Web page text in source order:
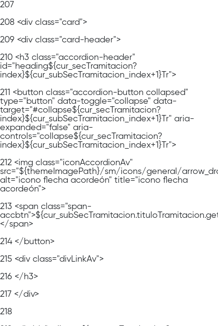
207
208 <div class="card">
209 <div class="card-header">
210 <h3 class="accordion-header"
id="heading${cur_secTramitacion?
index}${cur_subSecTramitacion_index+1}Tr">
211 <button class="accordion-button collapsed"
type="button" data-toggle="collapse" data-
target="#collapse${cur_secTramitacion?
index}${cur_subSecTramitacion_index+1}Tr" aria-
expanded="false" aria-
controls="collapse${cur_secTramitacion?
index}${cur_subSecTramitacion_index+1}Tr">
212 <img class="iconAccordionAv"
src="${themeImagePath}/sm/icons/general/
alt="icono flecha acordeón" title="icono flecha
acordeón">
213 <span class="span-
</span>
214 </button>
215 <div class="divLinkAv">
216 </h3>
217 </div>
218